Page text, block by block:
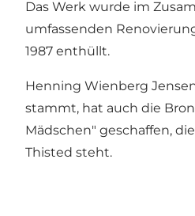
Das Werk wurde im
umfassenden
1987 enthüllt.
Henning Wienberg
stammt, hat auch die
Mädschen" geschaffen,
Thisted steht.